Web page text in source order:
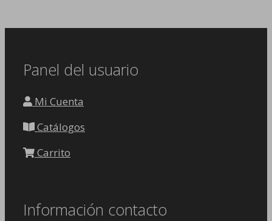
Panel del usuario
Mi Cuenta
Catálogos
Carrito
Información contacto